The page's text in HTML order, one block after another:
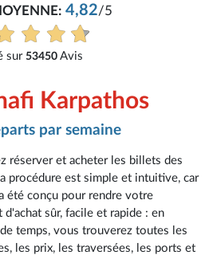
4,82/5
sur 53450 Avis
Karpathos
par semaine
réserver et acheter les billets des
procédure est simple et intuitive, car
été conçu pour rendre votre
sûr, facile et rapide : en
temps, vous trouverez toutes les
les prix, les traversées, les ports et